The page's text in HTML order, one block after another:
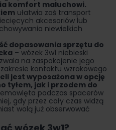
komfort maluchowi.
ułatwia zaś transport
akcesoriów lub
niewielkich
dopasowania sprzętu do
– wózek 3w1 niebieski
na zaspokojenie jego
kontaktu wzrokowego
jest wyposażona w opcję
tyłem, jak i przodem do
podczas spacerów
gdy przez cały czas widzą
wolą już obserwować